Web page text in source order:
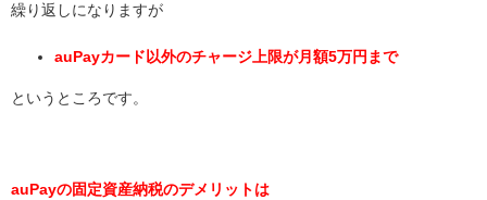
繰り返しになりますが
auPayカード以外のチャージ上限が月額5万円まで
というところです。
auPayの固定資産納税のデメリットは